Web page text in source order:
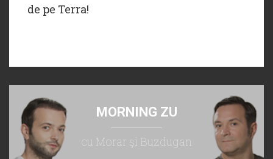
de pe Terra!
MORNING ZU
cu Morar şi Buzdugan